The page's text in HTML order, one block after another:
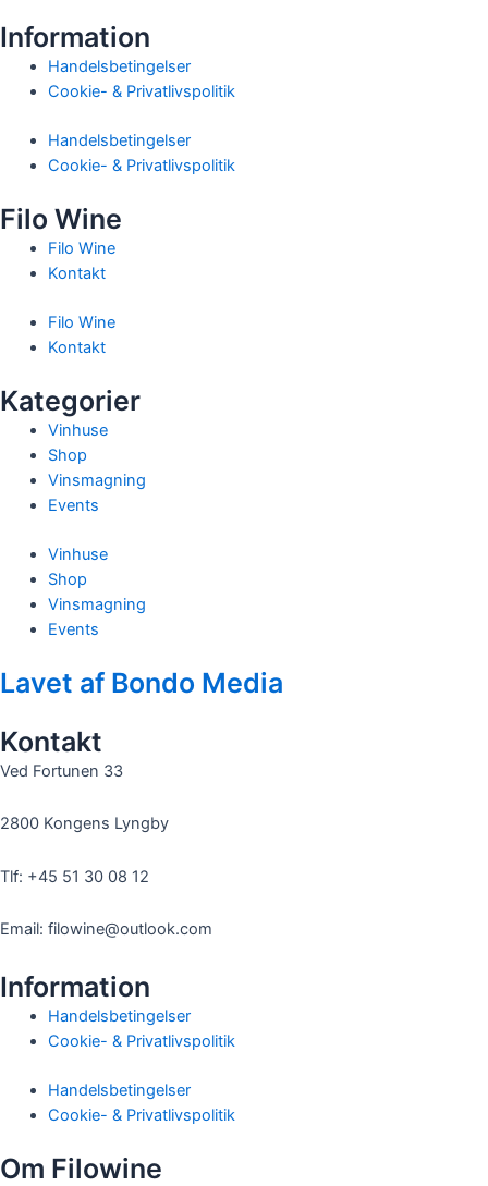
Information
Handelsbetingelser
Cookie- & Privatlivspolitik
Handelsbetingelser
Cookie- & Privatlivspolitik
Filo Wine
Filo Wine
Kontakt
Filo Wine
Kontakt
Kategorier
Vinhuse
Shop
Vinsmagning
Events
Vinhuse
Shop
Vinsmagning
Events
Lavet af Bondo Media
Kontakt
Ved Fortunen 33
2800 Kongens Lyngby
Tlf: +45 51 30 08 12
Email: filowine@outlook.com
Information
Handelsbetingelser
Cookie- & Privatlivspolitik
Handelsbetingelser
Cookie- & Privatlivspolitik
Om Filowine